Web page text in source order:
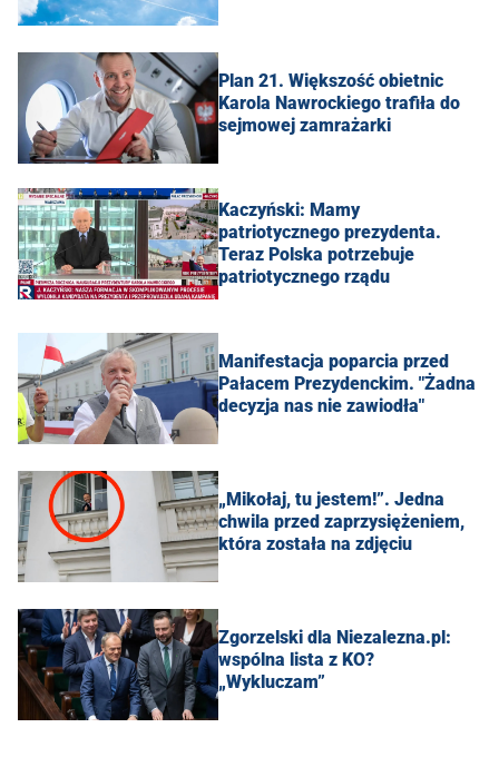
Plan 21. Większość obietnic
Karola Nawrockiego trafiła do
sejmowej zamrażarki
Kaczyński: Mamy
patriotycznego prezydenta.
Teraz Polska potrzebuje
patriotycznego rządu
Manifestacja poparcia przed
Pałacem Prezydenckim. "Żadna
decyzja nas nie zawiodła"
„Mikołaj, tu jestem!”. Jedna
chwila przed zaprzysiężeniem,
która została na zdjęciu
Zgorzelski dla Niezalezna.pl:
wspólna lista z KO?
„Wykluczam”